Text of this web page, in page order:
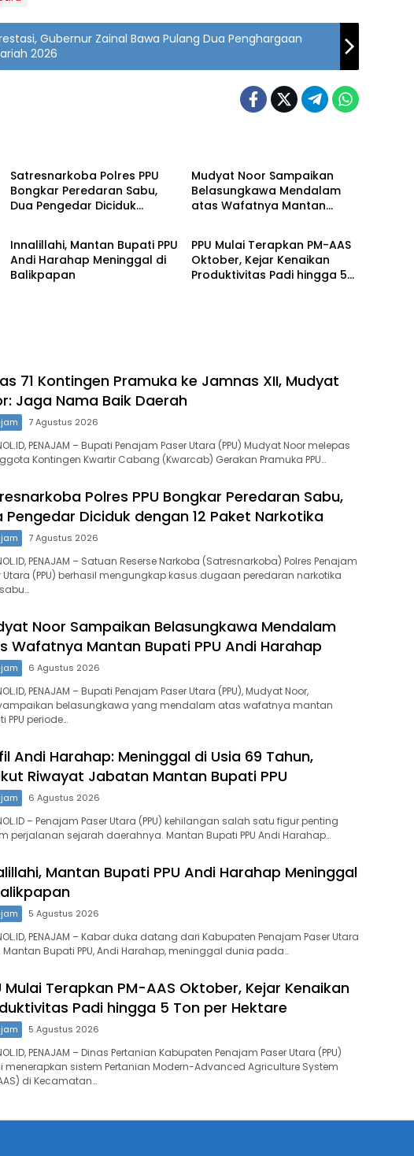
Gubernur Zainal Bawa Pulang Dua Penghargaan
2026‎
Satresnarkoba Polres PPU
Bongkar Peredaran Sabu,
Dua Pengedar Diciduk
Mudyat Noor Sampaikan
Belasungkawa Mendalam
atas Wafatnya Mantan
Penajam
Innalillahi, Mantan Bupati PPU
Andi Harahap Meninggal di
Balikpapan
Penajam
PPU Mulai Terapkan PM-AAS
Oktober, Kejar Kenaikan
Produktivitas Padi hingga 5
71 Kontingen Pramuka ke Jamnas XII, Mudyat
Jaga Nama Baik Daerah
7 Agustus 2026
PENAJAM – Bupati Penajam Paser Utara (PPU) Mudyat Noor melepas
Kontingen Kwartir Cabang (Kwarcab) Gerakan Pramuka PPU…
Polres PPU Bongkar Peredaran Sabu,
Pengedar Diciduk dengan 12 Paket Narkotika
7 Agustus 2026
PENAJAM – Satuan Reserse Narkoba (Satresnarkoba) Polres Penajam
Utara (PPU) berhasil mengungkap kasus dugaan peredaran narkotika
Noor Sampaikan Belasungkawa Mendalam
Wafatnya Mantan Bupati PPU Andi Harahap
6 Agustus 2026
PENAJAM – Bupati Penajam Paser Utara (PPU), Mudyat Noor,
belasungkawa yang mendalam atas wafatnya mantan
PPU periode…
Andi Harahap: Meninggal di Usia 69 Tahun,
Riwayat Jabatan Mantan Bupati PPU
6 Agustus 2026
– Penajam Paser Utara (PPU) kehilangan salah satu figur penting
perjalanan sejarah daerahnya. Mantan Bupati PPU Andi Harahap…
Mantan Bupati PPU Andi Harahap Meninggal
5 Agustus 2026
PENAJAM – Kabar duka datang dari Kabupaten Penajam Paser Utara
Mantan Bupati PPU, Andi Harahap, meninggal dunia pada…
Mulai Terapkan PM-AAS Oktober, Kejar Kenaikan
Padi hingga 5 Ton per Hektare
5 Agustus 2026
PENAJAM – Dinas Pertanian Kabupaten Penajam Paser Utara (PPU)
menerapkan sistem Pertanian Modern-Advanced Agriculture System
di Kecamatan…